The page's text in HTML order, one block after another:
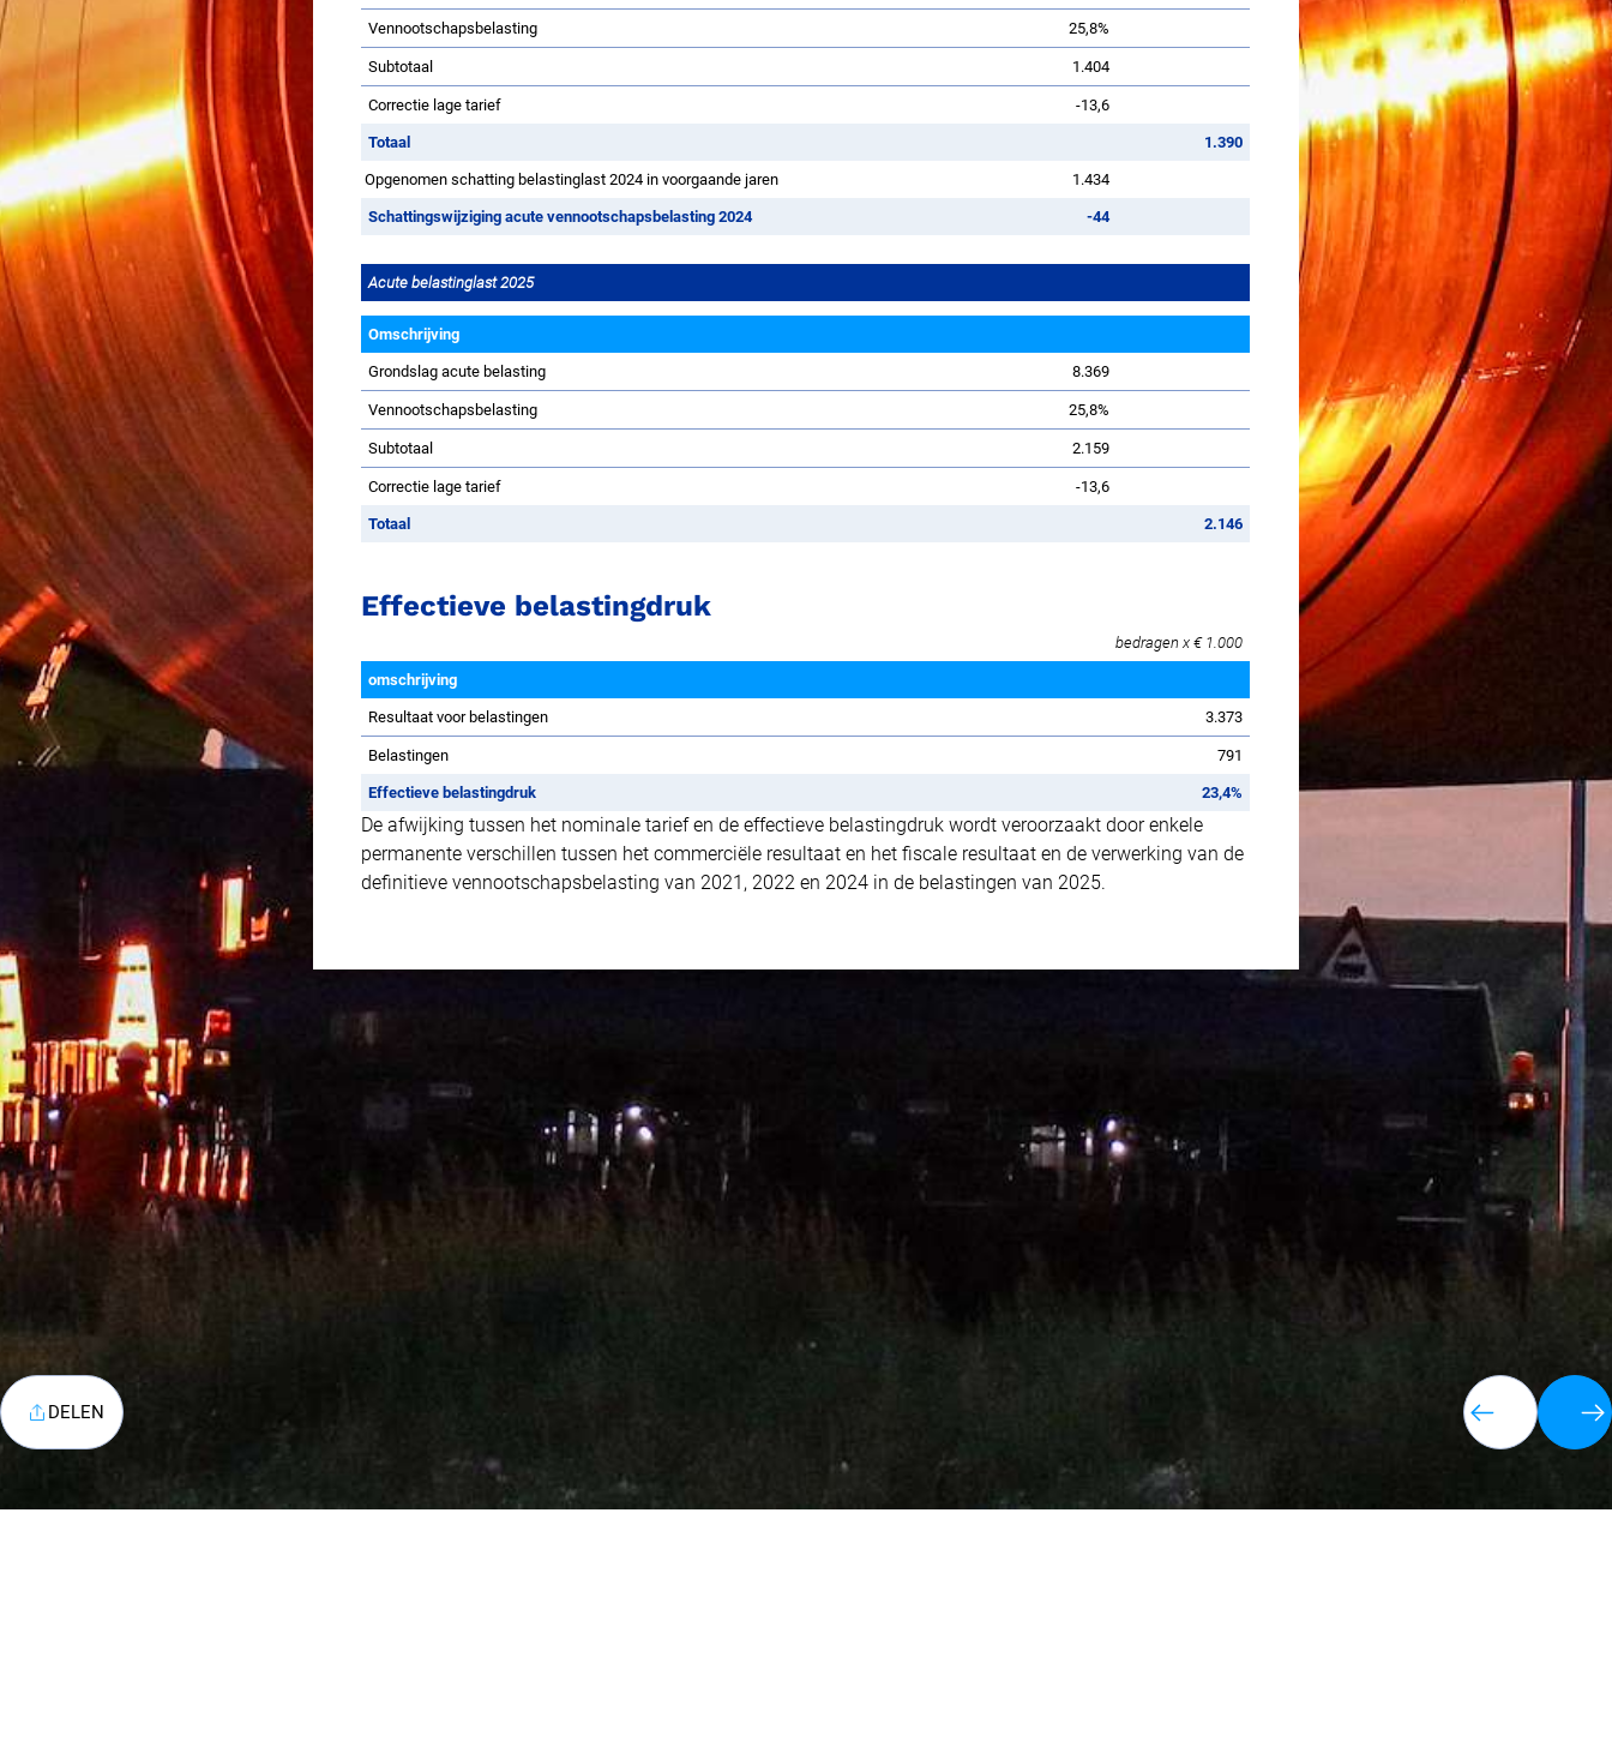
Vennootschapsbelasting 25,8%
Subtotaal 1.404
Correctie lage tarief -13,6
Totaal 1.390
Opgenomen schatting belastinglast 2024 in voorgaande jaren 1.434
Schattingswijziging acute vennootschapsbelasting 2024 -44
Acute belastinglast 2025
Omschrijving
Grondslag acute belasting 8.369
Vennootschapsbelasting 25,8%
Subtotaal 2.159
Correctie lage tarief -13,6
Totaal 2.146
Effectieve belastingdruk
bedragen x € 1.000
omschrijving
Resultaat voor belastingen 3.373
Belastingen 791
Effectieve belastingdruk 23,4%
De afwijking tussen het nominale tarief en de effectieve belastingdruk wordt veroorzaakt door enkele
permanente verschillen tussen het commerciële resultaat en het fiscale resultaat en de verwerking van de
definitieve vennootschapsbelasting van 2021, 2022 en 2024 in de belastingen van 2025.
DELEN